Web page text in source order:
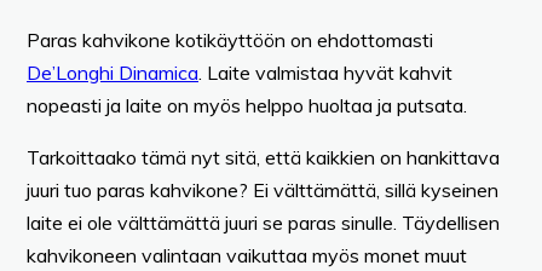
Paras kahvikone kotikäyttöön on ehdottomasti
De’Longhi Dinamica . Laite valmistaa hyvät kahvit
nopeasti ja laite on myös helppo huoltaa ja putsata.
Tarkoittaako tämä nyt sitä, että kaikkien on hankittava
juuri tuo paras kahvikone? Ei välttämättä, sillä kyseinen
laite ei ole välttämättä juuri se paras sinulle. Täydellisen
kahvikoneen valintaan vaikuttaa myös monet muut